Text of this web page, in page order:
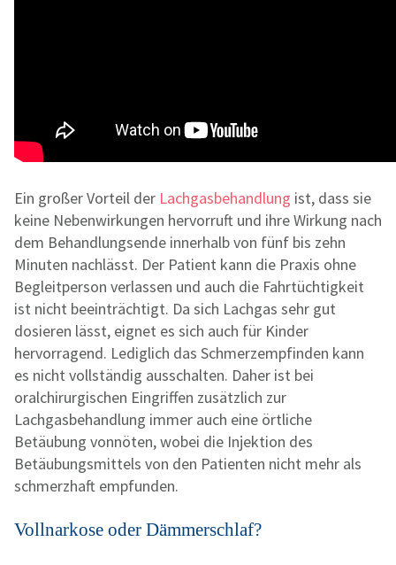
Ein großer Vorteil der Lachgasbehandlung ist, dass sie
keine Nebenwirkungen hervorruft und ihre Wirkung nach
dem Behandlungsende innerhalb von fünf bis zehn
Minuten nachlässt. Der Patient kann die Praxis ohne
Begleitperson verlassen und auch die Fahrtüchtigkeit
ist nicht beeinträchtigt. Da sich Lachgas sehr gut
dosieren lässt, eignet es sich auch für Kinder
hervorragend. Lediglich das Schmerzempfinden kann
es nicht vollständig ausschalten. Daher ist bei
oralchirurgischen Eingriffen zusätzlich zur
Lachgasbehandlung immer auch eine örtliche
Betäubung vonnöten, wobei die Injektion des
Betäubungsmittels von den Patienten nicht mehr als
schmerzhaft empfunden.
Vollnarkose oder Dämmerschlaf?